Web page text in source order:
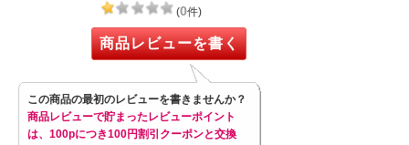
(0件)
商品レビューを書く
この商品の最初のレビューを書きませんか？
商品レビューで貯まったレビューポイント
は、100pにつき100円割引クーポンと交換